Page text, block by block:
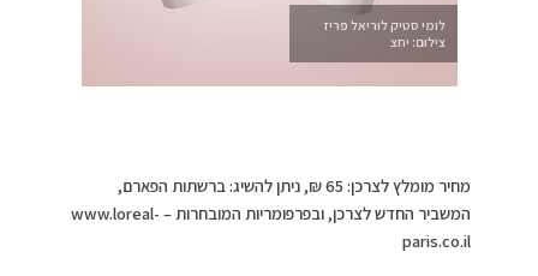
לומי סטיק לוריאל פריז
צילום: יחצ
מחיר מומלץ לצרכן: 65 ₪, ניתן להשיג: ברשתות הפארם,
המשביר החדש לצרכן, ובפרפומריות המובחרות – www.loreal-
paris.co.il